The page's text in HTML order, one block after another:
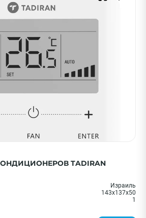
ПРИМЕНИТЬ
TADIRAN
Израиль
143x137x50
1